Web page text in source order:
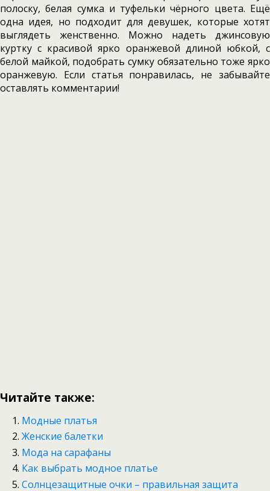
полоску, белая сумка и туфельки чёрного цвета. Ещё
одна идея, но подходит для девушек, которые хотят
выглядеть женственно. Можно надеть джинсовую
куртку с красивой ярко оранжевой длиной юбкой, с
белой майкой, подобрать сумку обязательно тоже ярко
оранжевую. Если статья понравилась, не забывайте
оставлять комментарии!
Читайте также:
Модные платья
Женские балетки
Мода на сарафаны
Как выбрать модное платье
Солнцезащитные очки – правильная защита